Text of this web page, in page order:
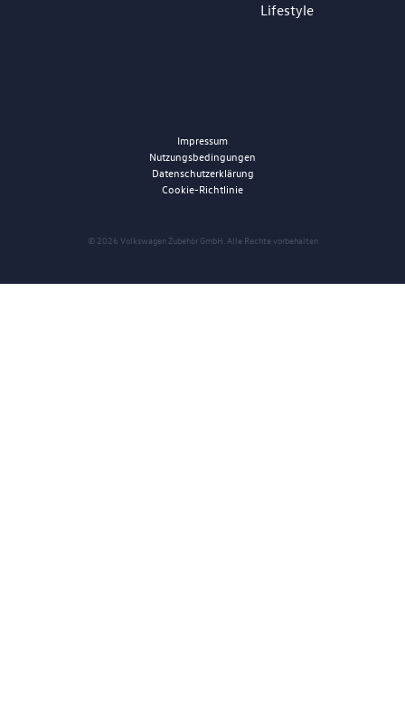
Lifestyle
© 2026 Volkswagen Zubehör GmbH. Alle Rechte vorbehalten
Impressum
Nutzungsbedingungen
Datenschutzerklärung
Cookie-Richtlinie